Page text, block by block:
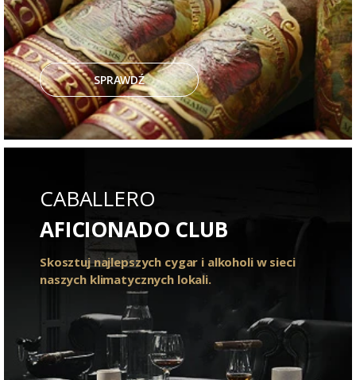
SPRAWDŹ
CABALLERO
AFICIONADO CLUB
Skosztuj najlepszych cygar i alkoholi w sieci
naszych klimatycznych lokali.